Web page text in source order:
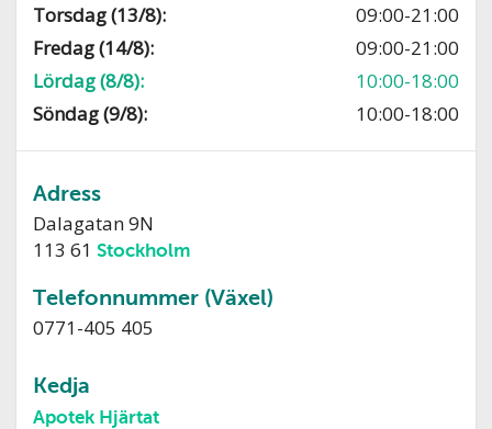
Torsdag (13/8):
09:00-21:00
Fredag (14/8):
09:00-21:00
Lördag (8/8):
10:00-18:00
Söndag (9/8):
10:00-18:00
Adress
Dalagatan 9N
113 61Stockholm
Telefonnummer (Växel)
0771-405 405
Kedja
Apotek Hjärtat